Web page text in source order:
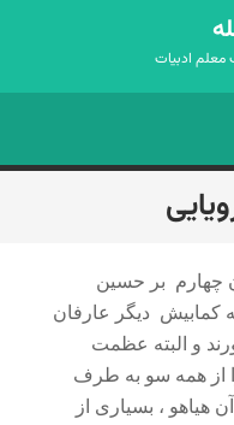
معلم ادبیات
چهارم بر حسین
دیگر عارفان
و البته عظمت
از همه سو به طرف
، بسیاری از